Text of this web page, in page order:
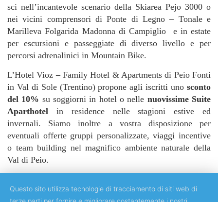
sci nell’incantevole scenario della Skiarea Pejo 3000 o
nei vicini comprensori di Ponte di Legno – Tonale e
Marilleva Folgarida Madonna di Campiglio e in estate
per escursioni e passeggiate di diverso livello e per
percorsi adrenalinici in Mountain Bike.
L’Hotel Vioz – Family Hotel & Apartments di Peio Fonti
in Val di Sole (Trentino) propone agli iscritti uno sconto
del 10% su soggiorni in hotel o nelle nuovissime Suite
Aparthotel in residence nelle stagioni estive ed
invernali. Siamo inoltre a vostra disposizione per
eventuali offerte gruppi personalizzate, viaggi incentive
o team building nel magnifico ambiente naturale della
Val di Peio.
Questo sito utilizza tecnologie di tracciamento di siti web di